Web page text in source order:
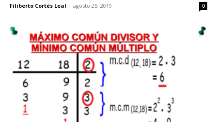
Filiberto Cortés Leal - agosto 25, 2019 0